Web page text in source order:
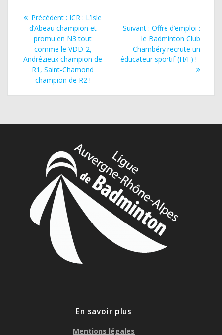
Navigation
l’article
Précédent : Article
précédent
:
ICR : L’Isle
d’Abeau champion et
promu en N3 tout
comme le VDD-2,
Andrézieux champion de
R1, Saint-Chamond
champion de R2 !
Suivant : Article
suivant
:
Offre d’emploi :
le Badminton Club
Chambéry recrute un
éducateur sportif (H/F) !
En savoir plus
Mentions légales